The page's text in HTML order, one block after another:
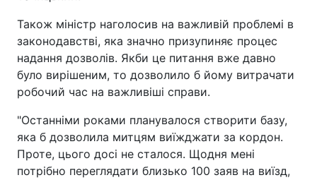
Також міністр наголосив на важливій проблемі в
законодавстві, яка значно призупиняє процес
надання дозволів. Якби це питання вже давно
було вирішеним, то дозволило б йому витрачати
робочий час на важливіші справи.
"Останніми роками планувалося створити базу,
яка б дозволила митцям виїжджати за кордон.
Проте, цього досі не сталося. Щодня мені
потрібно переглядати близько 100 заяв на виїзд,